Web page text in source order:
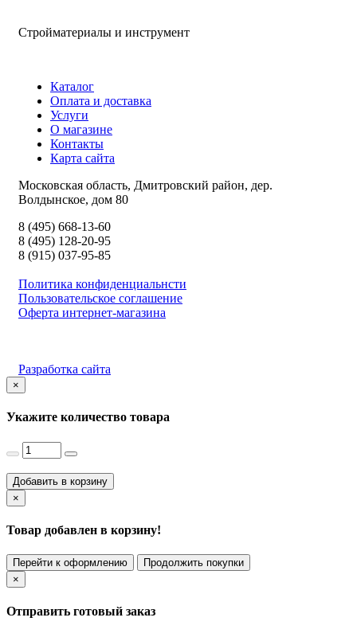
Стройматериалы и инструмент
Каталог
Оплата и доставка
Услуги
О магазине
Контакты
Карта сайта
Московская область, Дмитровский район, дер.
Волдынское, дом 80
8 (495) 668-13-60
8 (495) 128-20-95
8 (915) 037-95-85
Политика конфиденциальнсти
Пользовательское соглашение
Оферта интернет-магазина
Разработка сайта
×
Укажите количество товара
Добавить в корзину
×
Товар добавлен в корзину!
Перейти к оформлению
Продолжить покупки
×
Отправить готовый заказ